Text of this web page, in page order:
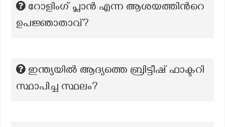
റോളിംഗ് പ്ലാൻ എന്ന ആശയത്തിന്‍റെ
ഉപജ്ഞാതാവ്?
ഇന്ത്യയിൽ ആദ്യത്തെ ബ്രിട്ടീഷ് ഫാക്ടറി
സ്ഥാപിച്ച സ്ഥലം?